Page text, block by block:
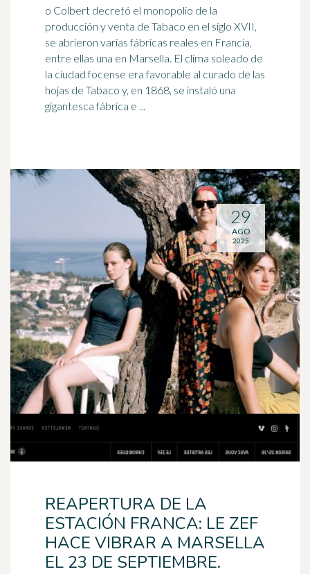
o Colbert decretó el monopolio de la
producción y venta de Tabaco en el siglo XVII,
se abrieron varias fábricas reales en Francia,
entre ellas una en Marsella. El clima soleado de
la ciudad focense era favorable al curado de las
hojas de Tabaco y, en 1868, se instaló una
gigantesca fábrica e ...
REAPERTURA DE LA
ESTACIÓN FRANCA: LE ZEF
HACE VIBRAR A MARSELLA
EL 23 DE SEPTIEMBRE.
29
AGO
2025